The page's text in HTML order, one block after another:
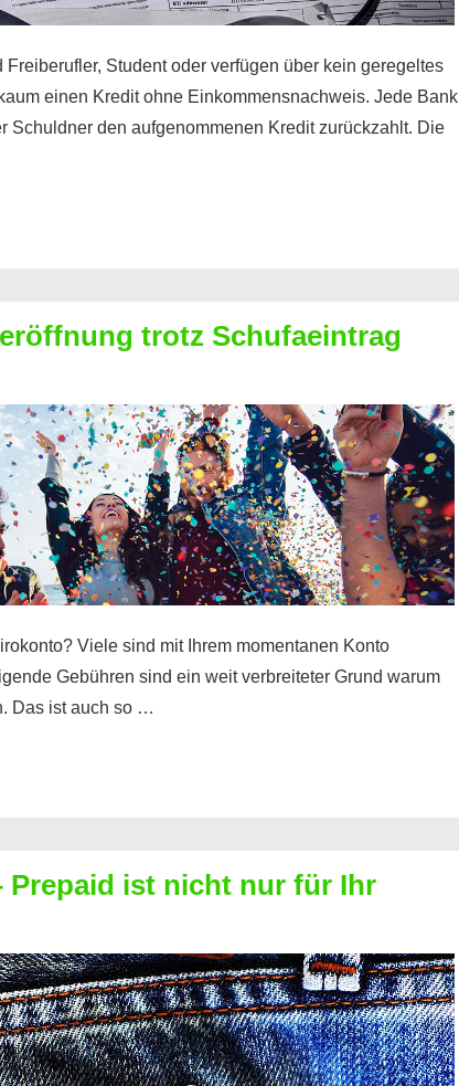
Student oder verfügen über kein geregeltes
einen Kredit ohne Einkommensnachweis. Jede Bank
Schuldner den aufgenommenen Kredit zurückzahlt. Die
trotz Schufaeintrag
Viele sind mit Ihrem momentanen Konto
Gebühren sind ein weit verbreiteter Grund warum
Das ist auch so …
Prepaid ist nicht nur für Ihr